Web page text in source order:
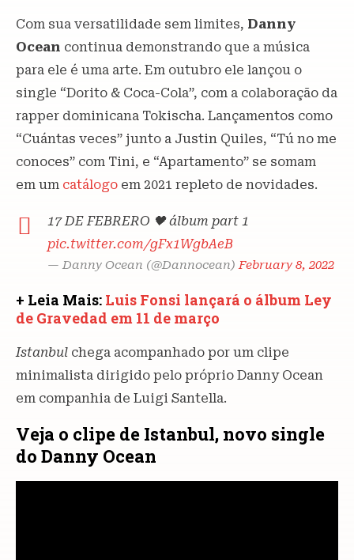
Com sua versatilidade sem limites, Danny
Ocean continua demonstrando que a música
para ele é uma arte. Em outubro ele lançou o
single “Dorito & Coca-Cola”, com a colaboração da
rapper dominicana Tokischa. Lançamentos como
“Cuántas veces” junto a Justin Quiles, “Tú no me
conoces” com Tini, e “Apartamento” se somam
em um catálogo em 2021 repleto de novidades.
17 DE FEBRERO 🖤 álbum part 1
pic.twitter.com/gFx1WgbAeB
— Danny Ocean (@Dannocean)February 8, 2022
+ Leia Mais: Luis Fonsi lançará o álbum Ley
de Gravedad em 11 de março
Istanbul chega acompanhado por um clipe
minimalista dirigido pelo próprio Danny Ocean
em companhia de Luigi Santella.
Veja o clipe de Istanbul, novo single
do Danny Ocean